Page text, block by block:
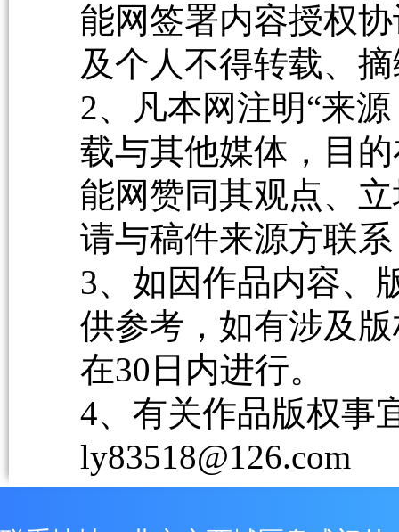
能网签署内容授权
及个人不得转载、
2、凡本网注明“来
载与其他媒体，目
能网赞同其观点、
请与稿件来源方联
3、如因作品内容、
供参考，如有涉及
在30日内进行。
4、有关作品版权事
ly83518@126.com